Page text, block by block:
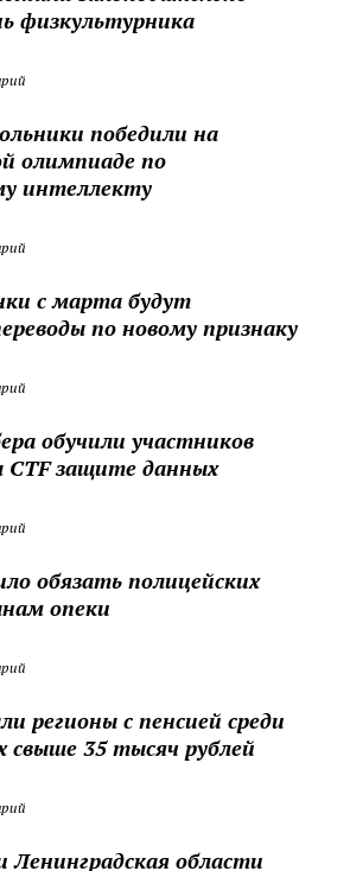
физкультурника
победили на
олимпиаде по
интеллекту
с марта будут
по новому признаку
обучили участников
защите данных
обязать полицейских
опеки
регионы с пенсией среди
35 тысяч рублей
Ленинградская области